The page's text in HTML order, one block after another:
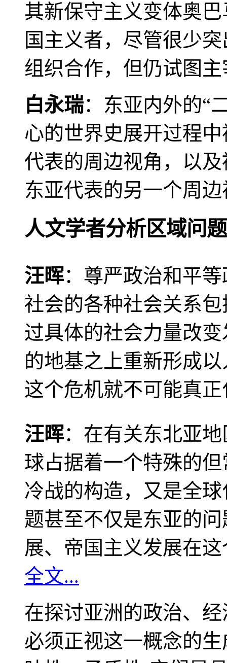
其新保守主义变体奥
国主义者，尽管很少
组织合作，但仍试图
白永瑞：东亚内外的“
心的世界史展开过程
代表的周边视角，以
东亚代表的另一个周
人文学者分析区域问题
汪晖：尊严政治和平
社会的各种社会关系
过具体的社会力量改
的地基之上重新形成
这个危机就不可能真
汪晖：在有关东北亚
球占据着一个特殊的
冷战的构造，又是全
题甚至不仅是东亚的
展、帝国主义发展在
全文...
在探讨亚洲的政治、
必须正视这一概念的